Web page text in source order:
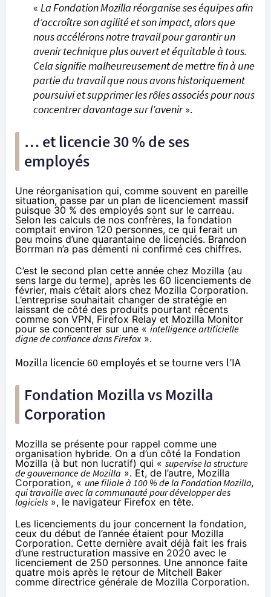
« La Fondation Mozilla réorganise ses équipes afin
d’accroître son agilité et son impact, alors que
nous accélérons notre travail pour garantir un
avenir technique plus ouvert et équitable à tous.
Cela signifie malheureusement de mettre fin à une
partie du travail que nous avons historiquement
poursuivi et supprimer les rôles associés pour nous
concentrer davantage sur l’avenir».
… et licencie 30 % de ses
employés
Une réorganisation qui, comme souvent en pareille
situation, passe par un plan de licenciement massif
puisque 30 % des employés sont sur le carreau.
Selon les calculs de nos confrères, la fondation
comptait environ 120 personnes, ce qui ferait un
peu moins d’une quarantaine de licenciés. Brandon
Borrman n’a pas démenti ni confirmé ces chiffres.
C’est le second plan cette année chez Mozilla (au
sens large du terme), après les 60 licenciements de
février, mais c’était alors chez Mozilla Corporation.
L’entreprise souhaitait changer de stratégie en
laissant de côté des produits pourtant récents
comme son VPN, Firefox Relay et Mozilla Monitor
pour se concentrer sur une « intelligence artificielle
digne de confiance dans Firefox».
Mozilla licencie 60 employés et se tourne vers l’IA
Fondation Mozilla vs Mozilla
Corporation
Mozilla se présente pour rappel comme une
organisation hybride. On a d’un côté la Fondation
Mozilla (à but non lucratif) qui « supervise la structure
de gouvernance de Mozilla ». Et, de l’autre, Mozilla
Corporation, « une filiale à 100 % de la Fondation Mozilla,
qui travaille avec la communauté pour développer des
logiciels », le navigateur Firefox en tête.
Les licenciements du jour concernent la fondation,
ceux du début de l’année étaient pour Mozilla
Corporation. Cette dernière avait déjà fait les frais
d’une restructuration massive en 2020 avec le
licenciement de 250 personnes. Une annonce faite
quatre mois après le retour de Mitchell Baker
comme directrice générale de Mozilla Corporation.